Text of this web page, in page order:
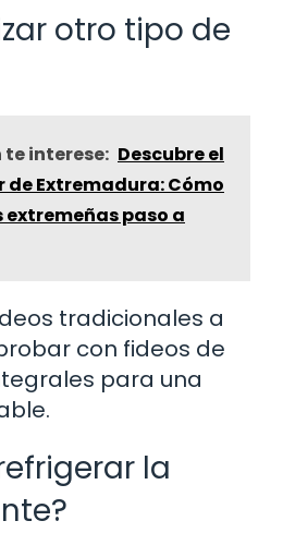
otro tipo de
interese: Descubre el
Extremadura: Cómo
paso a
tradicionales a
con fideos de
para una
la